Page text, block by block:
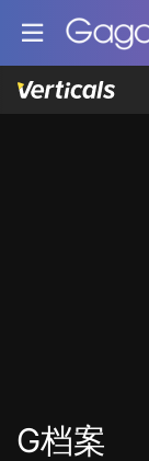
G档案